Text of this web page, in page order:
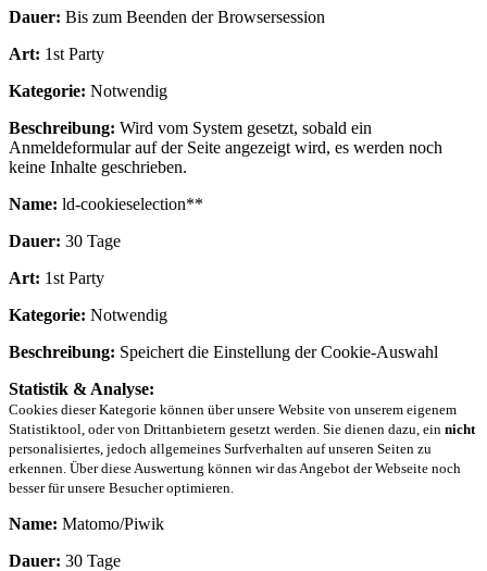
Dauer: Bis zum Beenden der Browsersession
Art: 1st Party
Kategorie: Notwendig
Beschreibung: Wird vom System gesetzt, sobald ein
Anmeldeformular auf der Seite angezeigt wird, es werden noch
keine Inhalte geschrieben.
Name: ld-cookieselection**
Dauer: 30 Tage
Art: 1st Party
Kategorie: Notwendig
Beschreibung: Speichert die Einstellung der Cookie-Auswahl
Statistik & Analyse:
Cookies dieser Kategorie können über unsere Website von unserem eigenem
Statistiktool, oder von Drittanbietern gesetzt werden. Sie dienen dazu, ein nicht
personalisiertes, jedoch allgemeines Surfverhalten auf unseren Seiten zu
erkennen. Über diese Auswertung können wir das Angebot der Webseite noch
besser für unsere Besucher optimieren.
Name: Matomo/Piwik
Dauer: 30 Tage